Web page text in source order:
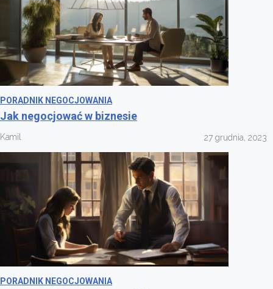
PORADNIK NEGOCJOWANIA
Jak negocjować w biznesie
Kamil 27 grudnia, 2023
PORADNIK NEGOCJOWANIA